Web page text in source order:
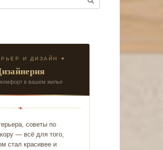
И ДИЗАЙН ✦
в вашем жилье
❧
советы по
— всё для того,
стал красивее и